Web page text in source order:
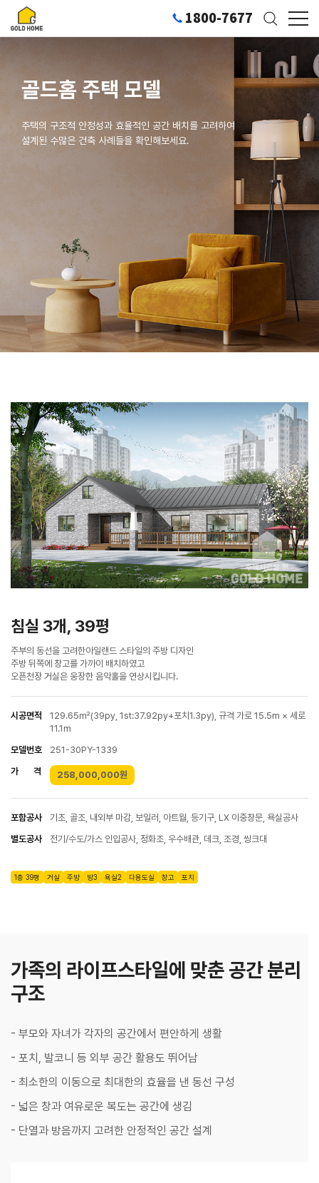
1800-7677
골드홈 주택 모델
주택의 구조적 안정성과 효율적인 공간 배치를 고려하여
설계된 수많은 건축 사례들을 확인해보세요.
침실 3개, 39평
주부의 동선을 고려한아일랜드 스타일의 주방 디자인
주방 뒤쪽에 창고를 가까이 배치하였고
오픈천장 거실은 웅장한 음악홀을 연상시킵니다.
시공면적
129.65㎡(39py, 1st:37.92py+포치1.3py), 규격 가로 15.5m × 세로
11.1m
모델번호
251-30PY-1339
가 격
258,000,000원
포함공사
기초, 골조, 내외부 마감, 보일러, 아트월, 등기구, LX 이중창문, 욕실공사
별도공사
전기/수도/가스 인입공사, 정화조, 우수배관, 데크, 조경, 씽크대
1층 39평 거실 주방 방3 욕실2 다용도실 창고 포치
가족의 라이프스타일에 맞춘 공간 분리
구조
- 부모와 자녀가 각자의 공간에서 편안하게 생활
- 포치, 발코니 등 외부 공간 활용도 뛰어남
- 최소한의 이동으로 최대한의 효율을 낸 동선 구성
- 넓은 창과 여유로운 복도는 공간에 생김
- 단열과 방음까지 고려한 안정적인 공간 설계